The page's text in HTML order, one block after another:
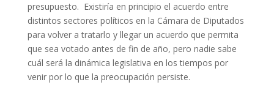
presupuesto. Existiría en principio el acuerdo entre
distintos sectores políticos en la Cámara de Diputados
para volver a tratarlo y llegar un acuerdo que permita
que sea votado antes de fin de año, pero nadie sabe
cuál será la dinámica legislativa en los tiempos por
venir por lo que la preocupación persiste.